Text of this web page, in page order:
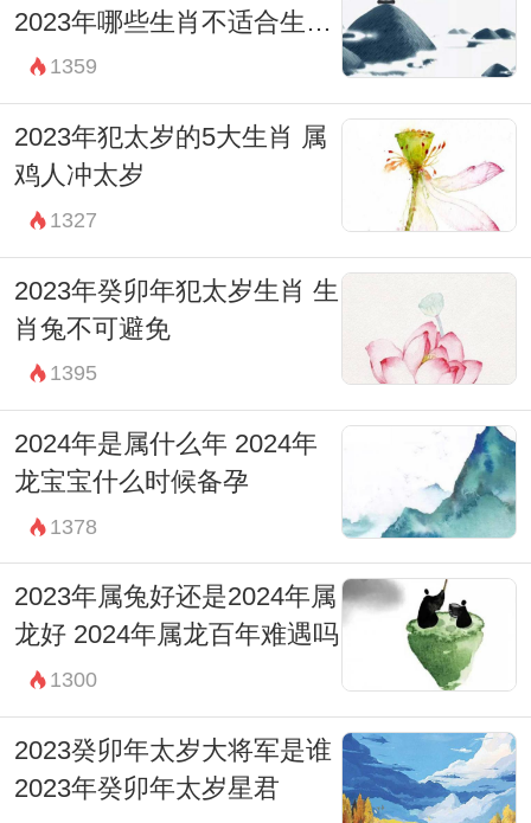
2023年哪些生肖不适合生孩
子 1359
2023年犯太岁的5大生肖 属
鸡人冲太岁
1327
2023年癸卯年犯太岁生肖 生
肖兔不可避免
1395
2024年是属什么年 2024年
龙宝宝什么时候备孕
1378
2023年属兔好还是2024年属
龙好 2024年属龙百年难遇吗
1300
2023癸卯年太岁大将军是谁
2023年癸卯年太岁星君